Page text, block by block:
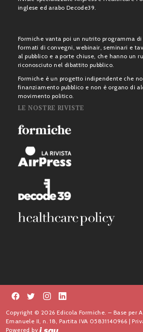
inglese ed arabo Decode39.
Formiche vanta poi un nutrito programma
formati di convegni, webinair, seminari e
al pubblico e a porte chiuse, che hanno un
riconosciuto nel dibattito pubblico.
Formiche è un progetto indipendente che
finanziamento pubblico e non è organo di
movimento politico.
LE NOSTRE RIVISTE
Copyright © 2026 Edicola Formiche. – Base per
Emanuele II, n. 18, Partita IVA 05831140966 |
Powered by